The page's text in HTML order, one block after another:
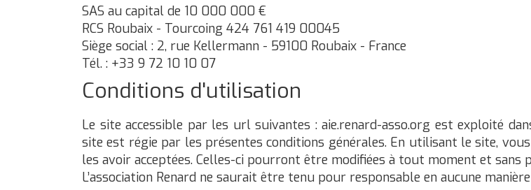
SAS au capital de 10 000 000 €
RCS Roubaix - Tourcoing 424 761 419 00045
Siège social : 2, rue Kellermann - 59100 Roubaix - France
Tél. : +33 9 72 10 10 07
Conditions d'utilisation
Le site accessible par les url suivantes : aie.renard-asso.org est exploité
site est régie par les présentes conditions générales. En utilisant le site,
les avoir acceptées. Celles-ci pourront être modifiées à tout moment et sans
L’association Renard ne saurait être tenu pour responsable en aucune